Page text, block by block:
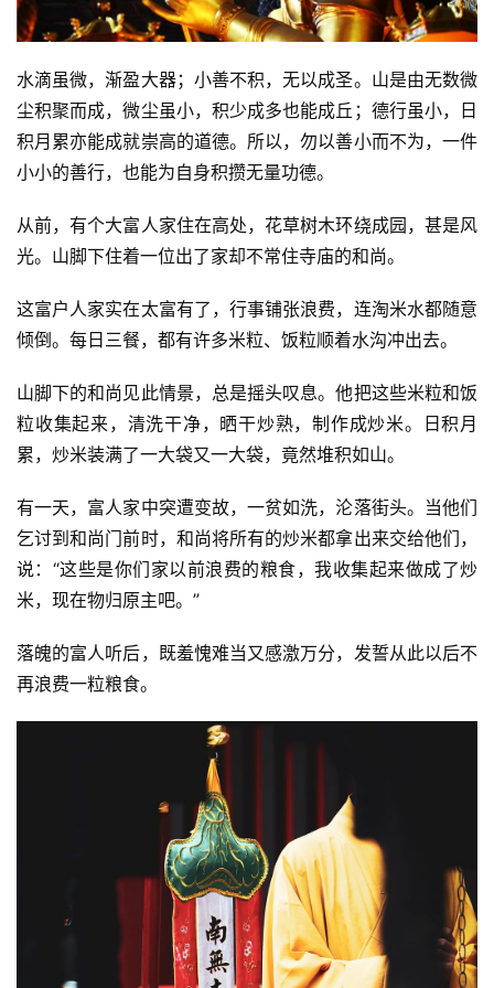
水滴虽微，渐盈大器；小善不积，无以成圣。山是由无数微
尘积聚而成，微尘虽小，积少成多也能成丘；德行虽小，日
积月累亦能成就崇高的道德。所以，勿以善小而不为，一件
小小的善行，也能为自身积攒无量功德。
从前，有个大富人家住在高处，花草树木环绕成园，甚是风
光。山脚下住着一位出了家却不常住寺庙的和尚。
这富户人家实在太富有了，行事铺张浪费，连淘米水都随意
倾倒。每日三餐，都有许多米粒、饭粒顺着水沟冲出去。
山脚下的和尚见此情景，总是摇头叹息。他把这些米粒和饭
粒收集起来，清洗干净，晒干炒熟，制作成炒米。日积月
累，炒米装满了一大袋又一大袋，竟然堆积如山。
有一天，富人家中突遭变故，一贫如洗，沦落街头。当他们
乞讨到和尚门前时，和尚将所有的炒米都拿出来交给他们，
说：“这些是你们家以前浪费的粮食，我收集起来做成了炒
米，现在物归原主吧。”
落魄的富人听后，既羞愧难当又感激万分，发誓从此以后不
再浪费一粒粮食。